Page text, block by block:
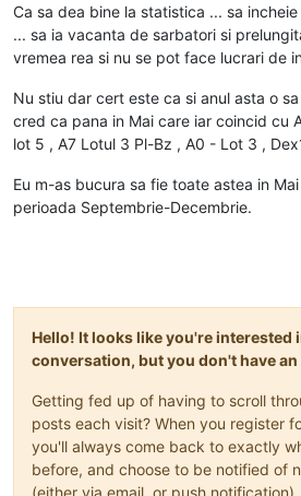
Ca sa dea bine la statistica ... sa
... sa ia vacanta de sarbatori si
vremea rea si nu se pot face lucrari de
Nu stiu dar cert este ca si anul asta o
cred ca pana in Mai care iar coincid cu
lot 5 , A7 Lotul 3 Pl-Bz , A0 - Lot 3 ,
Eu m-as bucura sa fie toate astea in
perioada Septembrie-Decembrie.
Hello! It looks like you're interested
conversation, but you don't have
Getting fed up of having to scroll
posts each visit? When you register
you'll always come back to exactly
before, and choose to be notified of
(either via email, or push